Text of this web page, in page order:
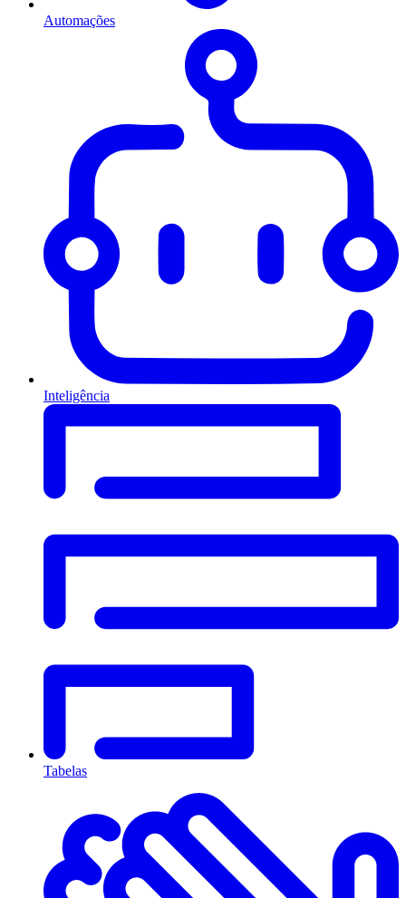
Automações
Inteligência
Tabelas